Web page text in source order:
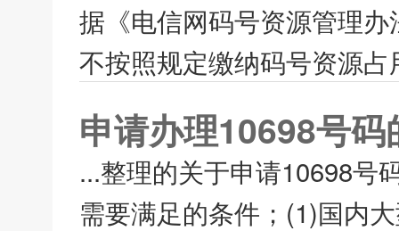
据《电信网码号资源管理
不按照规定缴纳码号资源
申请办理10698号
...整理的关于申请10698号
需要满足的条件；(1)国内